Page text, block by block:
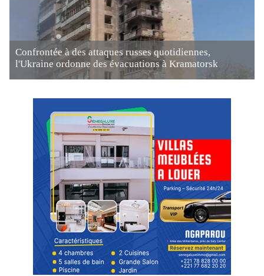
Confrontée à des attaques russes quotidiennes,
l'Ukraine ordonne des évacuations à Kramatorsk